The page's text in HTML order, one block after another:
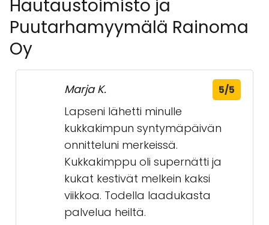
þeirra sem leita blóðblöðum og gottan
þjónustu.
Sérfræðin á blóðblöðum er einnig mikilvægur
faktórinn og síðasta getur gefið þeim sem
leita síðurblóðum tilganginn til að kynna sér
um valkostina sem eru tilboðin.
👍 Umsagnir um
Kukkakauppa,
Hautaustoimisto ja
Puutarhamyymälä Rainoma